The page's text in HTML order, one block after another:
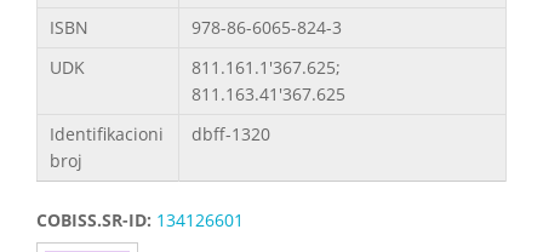
ISBN
978-86-6065-824-3
UDK
811.161.1'367.625;
811.163.41'367.625
Identifikacioni
broj
dbff-1320
COBISS.SR-ID: 134126601